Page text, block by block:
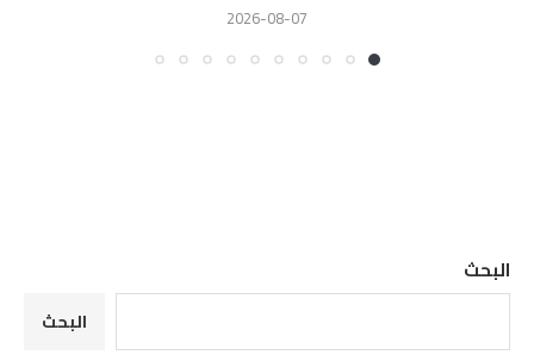
2026-08-07
البحث
البحث